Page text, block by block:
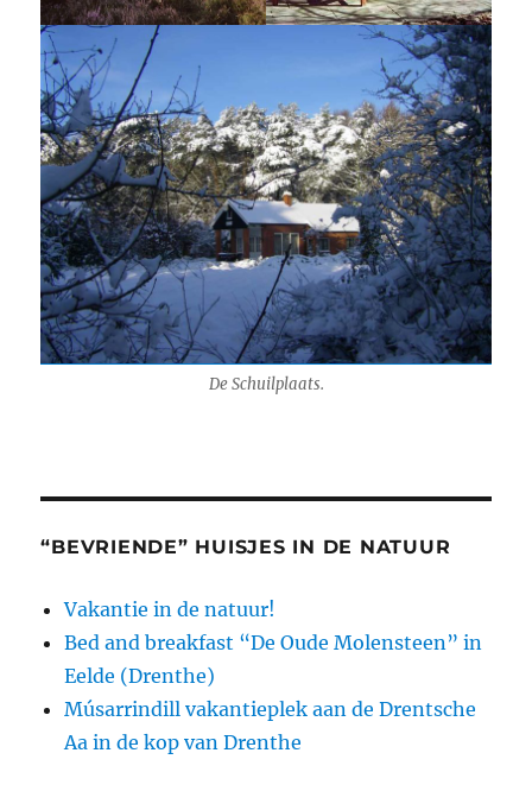
De Schuilplaats.
“BEVRIENDE” HUISJES IN DE NATUUR
Vakantie in de natuur!
Bed and breakfast “De Oude Molensteen” in
Eelde (Drenthe)
Músarrindill vakantieplek aan de Drentsche
Aa in de kop van Drenthe